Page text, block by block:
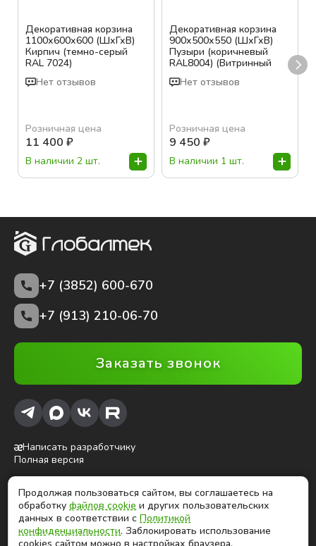
Декоративная корзина
1100х600х600 (ШхГхВ)
Кирпич (темно-серый
RAL 7024)
Нет отзывов
Розничная цена
11 400 ₽
В наличии 2 шт.
Декоративная корзина
900х500х550 (ШхГхВ)
Пузыри (коричневый
RAL8004) (Витринный
образец)
Нет отзывов
Розничная цена
9 450 ₽
В наличии 1 шт.
+7 (3852) 600-670
+7 (913) 210-06-70
Заказать звонок
Написать разработчику
Полная версия
ⓒ Глобалтек, 2026
Цены на сайте не являются публичной офертой
Продолжая пользоваться сайтом, вы соглашаетесь на
обработкуфайлов cookie и других пользовательских
данных в соответствии сПолитикой
конфиденциальности. Заблокировать использование